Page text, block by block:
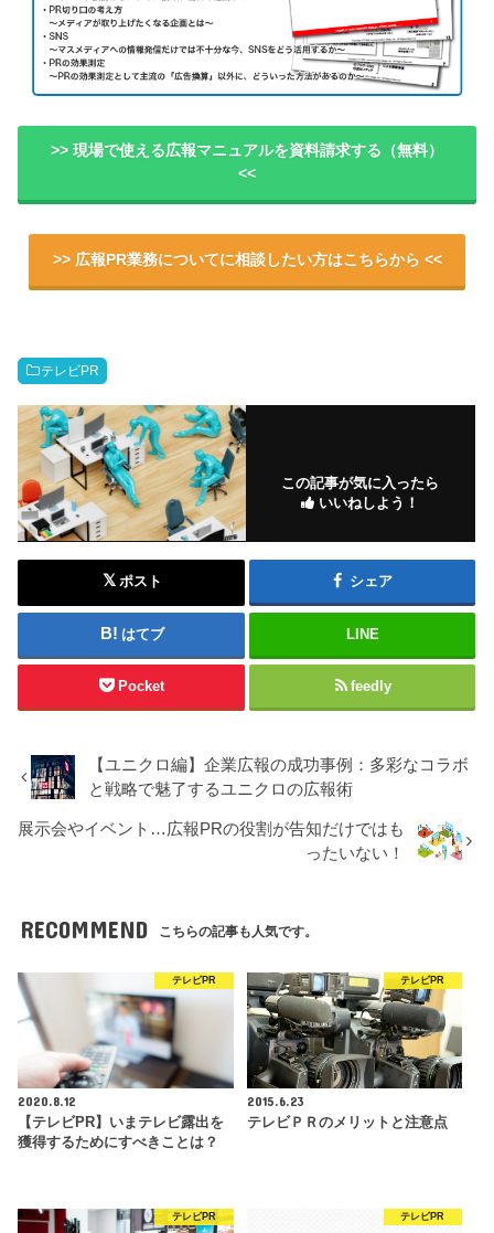
>> 現場で使える広報マニュアルを資料請求する（無料）
<<
>> 広報PR業務についてに相談したい方はこちらから <<
テレビPR
この記事が気に入ったら
いいねしよう！
ポスト シェア
はてブ LINE
Pocket feedly
【ユニクロ編】企業広報の成功事例：多彩なコラボ
と戦略で魅了するユニクロの広報術
展示会やイベント…広報PRの役割が告知だけではも
ったいない！
RECOMMEND こちらの記事も人気です。
テレビPR
2020.8.12
【テレビPR】いまテレビ露出を
獲得するためにすべきことは？
テレビPR
2015.6.23
テレビＰＲのメリットと注意点
テレビPR テレビPR